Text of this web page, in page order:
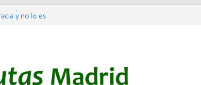
y no lo es